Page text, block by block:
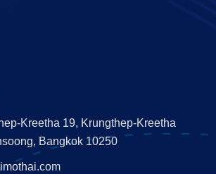
Kreetha 19, Krungthep-Kreetha
Bangkok 10250